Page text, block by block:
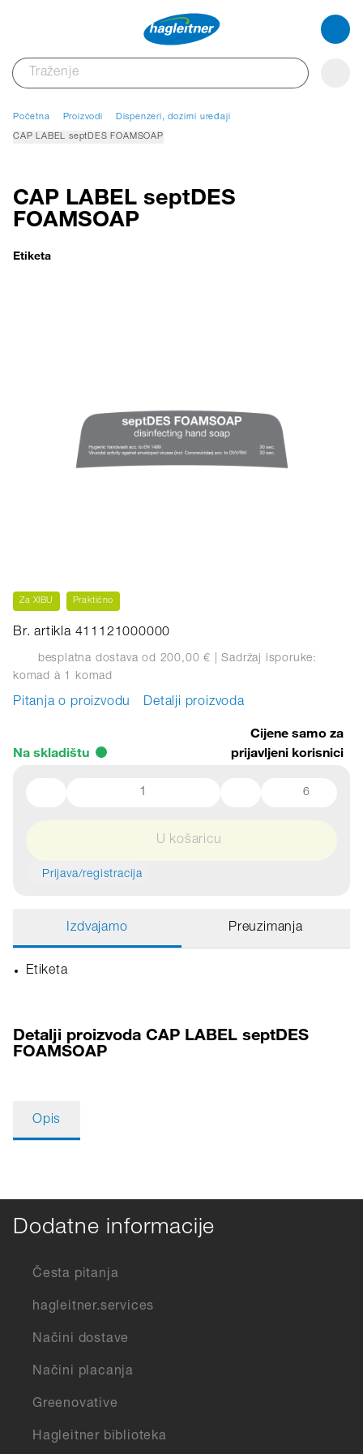
Početna Proizvodi Dispenzeri, dozirni uređaji
CAP LABEL septDES FOAMSOAP
CAP LABEL septDES
FOAMSOAP
Etiketa
Za XIBU Praktično
Br. artikla 411121000000
besplatna dostava od 200,00 € | Sadržaj isporuke:
komad à 1 komad
Pitanja o proizvodu Detalji proizvoda
Na skladištu
Cijene samo za
prijavljeni korisnici
6
U košaricu
Prijava/registracija
Izdvajamo Preuzimanja
Etiketa
Detalji proizvoda CAP LABEL septDES
FOAMSOAP
Opis
Dodatne informacije
Česta pitanja
hagleitner.services
Načini dostave
Načini placanja
Greenovative
Hagleitner biblioteka